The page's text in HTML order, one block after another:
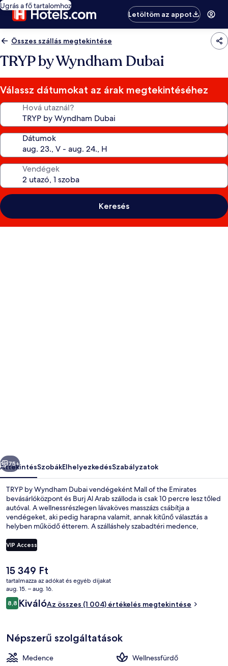
Ugrás a fő tartalomhoz
Letöltöm az appot
Összes szállás megtekintése
TRYP by Wyndham Dubai
Válassz dátumokat az árak megtekintéséhez
Hová utaznál?
Dátumok
Vendégek
Keresés
Következő
75+
ÁttekintésSzobákElhelyezkedésSzabályzatok
TRYP by Wyndham Dubai vendégeként Mall of the Emirates
bevásárlóközpont és Burj Al Arab szálloda is csak 10 percre lesz tőled
autóval. A wellnessrészlegen lávaköves masszázs csábítja a
vendégeket, aki pedig harapna valamit, annak kitűnő választás a
helyben működő étterem. A szálláshely szabadtéri medence,
nívósabb. Más utazók nagyra értékelik a szálláshely következő
jellemzőit: segítőkész személyzet és elhelyezkedés. Rövid sétával
metróállomás 13 perc séta.
VIP Access
A
jelenlegi
ár
15 349 Ft
15 349 Ft
tartalmazza az adókat és egyéb díjakat
aug. 15. – aug. 16.
Értékelések
8,88,8 ennyiből: 10
KiválóAz összes (1 004) értékelés megtekintése
Népszerű szolgáltatások
Medence
Wellnessfürdő